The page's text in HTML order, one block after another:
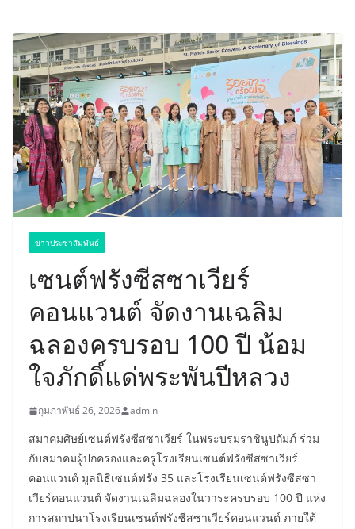
ข่าวประชาสัมพันธ์
เซนต์ฟรังซีสซาเวียร์
คอนแวนต์ จัดงานเฉลิม
ฉลองครบรอบ 100 ปี น้อม
ใจภักดิ์แด่พระพันปีหลวง
กุมภาพันธ์ 26, 2026 admin
สมาคมศิษย์เซนต์ฟรังซีสซาเวียร์ ในพระบรมราชินูปถัมภ์ ร่วม
กับสมาคมผู้ปกครองและครูโรงเรียนเซนต์ฟรังซีสซาเวียร์
คอนแวนต์ มูลนิธิเซนต์ฟรัง 35 และโรงเรียนเซนต์ฟรังซีสซา
เวียร์คอนแวนต์ จัดงานเฉลิมฉลองในวาระครบรอบ 100 ปี แห่ง
การสถาปนาโรงเรียนเซนต์ฟรังซีสซาเวียร์คอนแวนต์ ภายใต้